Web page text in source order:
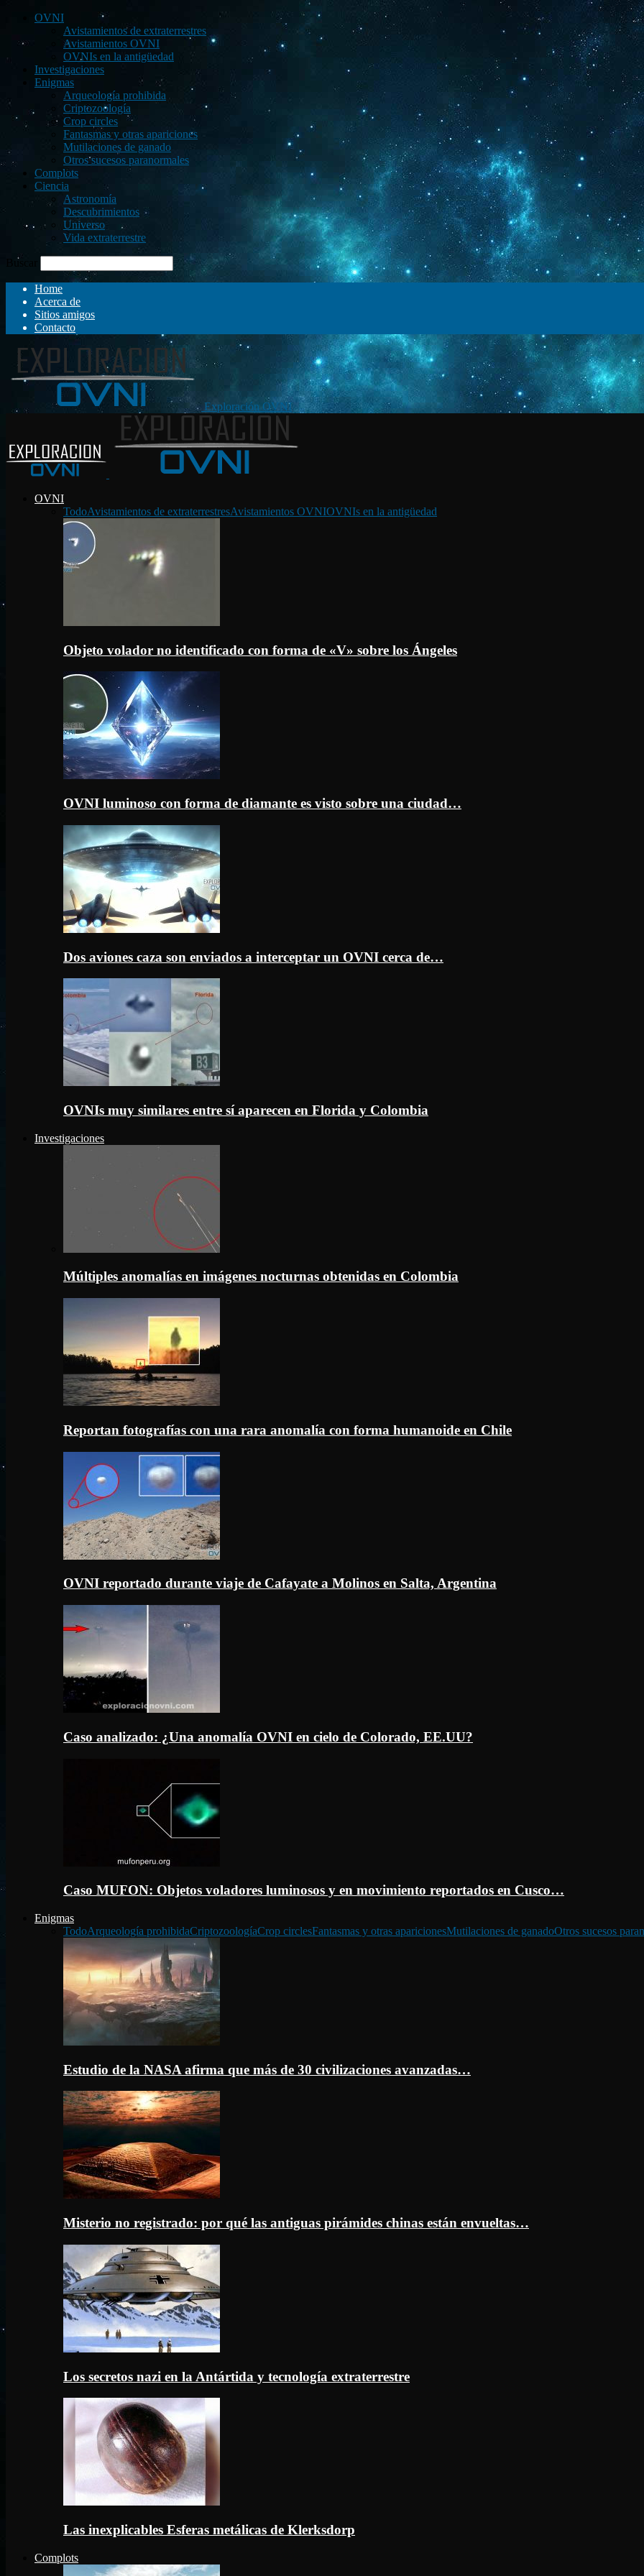
OVNI
Avistamientos de extraterrestres
Avistamientos OVNI
OVNIs en la antigüedad
Investigaciones
Enigmas
Arqueología prohibida
Criptozoología
Crop circles
Fantasmas y otras apariciones
Mutilaciones de ganado
Otros sucesos paranormales
Complots
Ciencia
Astronomía
Descubrimientos
Universo
Vida extraterrestre
Buscar
Home
Acerca de
Sitios amigos
Contacto
Exploración OVNI
OVNI
TodoAvistamientos de extraterrestresAvistamientos OVNIOVNIs en la antigüedad
Objeto volador no identificado con forma de «V» sobre los Ángeles
OVNI luminoso con forma de diamante es visto sobre una ciudad…
Dos aviones caza son enviados a interceptar un OVNI cerca de…
OVNIs muy similares entre sí aparecen en Florida y Colombia
Investigaciones
Múltiples anomalías en imágenes nocturnas obtenidas en Colombia
Reportan fotografías con una rara anomalía con forma humanoide en Chile
OVNI reportado durante viaje de Cafayate a Molinos en Salta, Argentina
Caso analizado: ¿Una anomalía OVNI en cielo de Colorado, EE.UU?
Caso MUFON: Objetos voladores luminosos y en movimiento reportados en Cusco…
Enigmas
TodoArqueología prohibidaCriptozoologíaCrop circlesFantasmas y otras aparicionesMutilaciones de ganadoOtros sucesos
Estudio de la NASA afirma que más de 30 civilizaciones avanzadas…
Misterio no registrado: por qué las antiguas pirámides chinas están envueltas…
Los secretos nazi en la Antártida y tecnología extraterrestre
Las inexplicables Esferas metálicas de Klerksdorp
Complots